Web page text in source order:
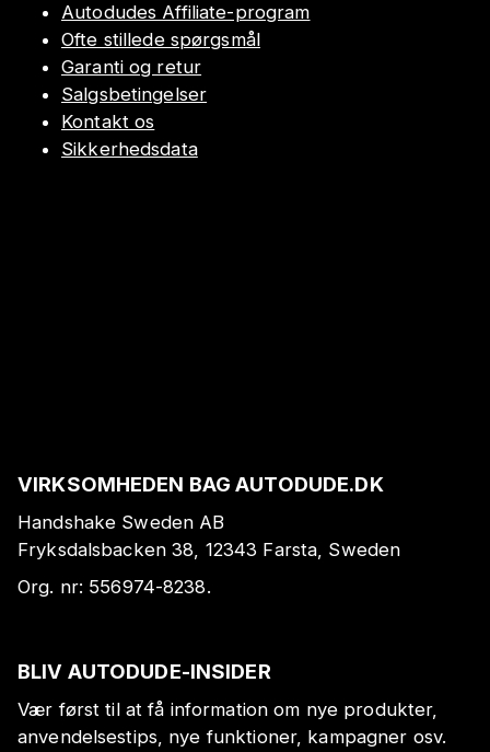
Autodudes Affiliate-program
Ofte stillede spørgsmål
Garanti og retur
Salgsbetingelser
Kontakt os
Sikkerhedsdata
VIRKSOMHEDEN BAG AUTODUDE.DK
Handshake Sweden AB
Fryksdalsbacken 38, 12343 Farsta, Sweden
Org. nr: 556974-8238.
BLIV AUTODUDE-INSIDER
Vær først til at få information om nye produkter,
anvendelsestips, nye funktioner, kampagner osv.